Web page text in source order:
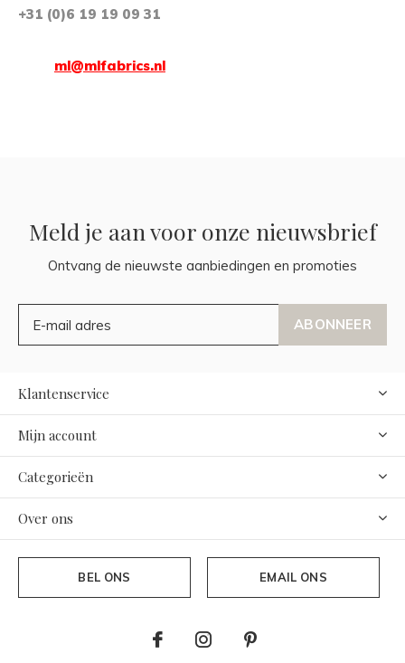
+31 (0)6 19 19 09 31
ml@mlfabrics.nl
Meld je aan voor onze nieuwsbrief
Ontvang de nieuwste aanbiedingen en promoties
ABONNEER
Klantenservice
Mijn account
Categorieën
Over ons
BEL ONS EMAIL ONS